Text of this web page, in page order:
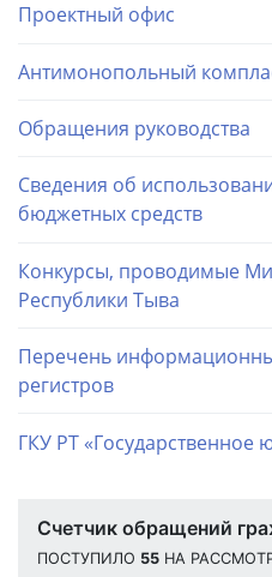
Проектный офис
Антимонопольный
Обращения руководства
Сведения об
бюджетных средств
Конкурсы, проводимые
Республики Тыва
Перечень
регистров
ГКУ РТ «Государственное
Счетчик обращений
ПОСТУПИЛО 55 НА